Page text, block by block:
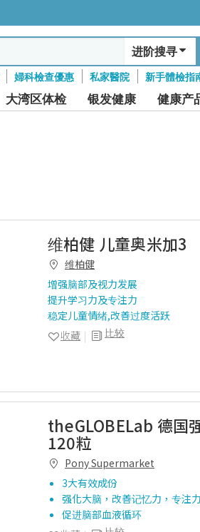
进阶搜寻
婦科檢查優惠 私家醫院 新手體檢指
大湾区体检 银发健康 健康产
维柏健 儿童奥米加3
维柏健
增强脑部及视力发展
提升学习力及专注力
稳定儿童情绪,改善过度活跃
比较
收藏
theGLOBELab 德国
120粒
Pony Supermarket
3大有效成份
强化大脑，改善记忆力，专注力
促进脑部血液循环